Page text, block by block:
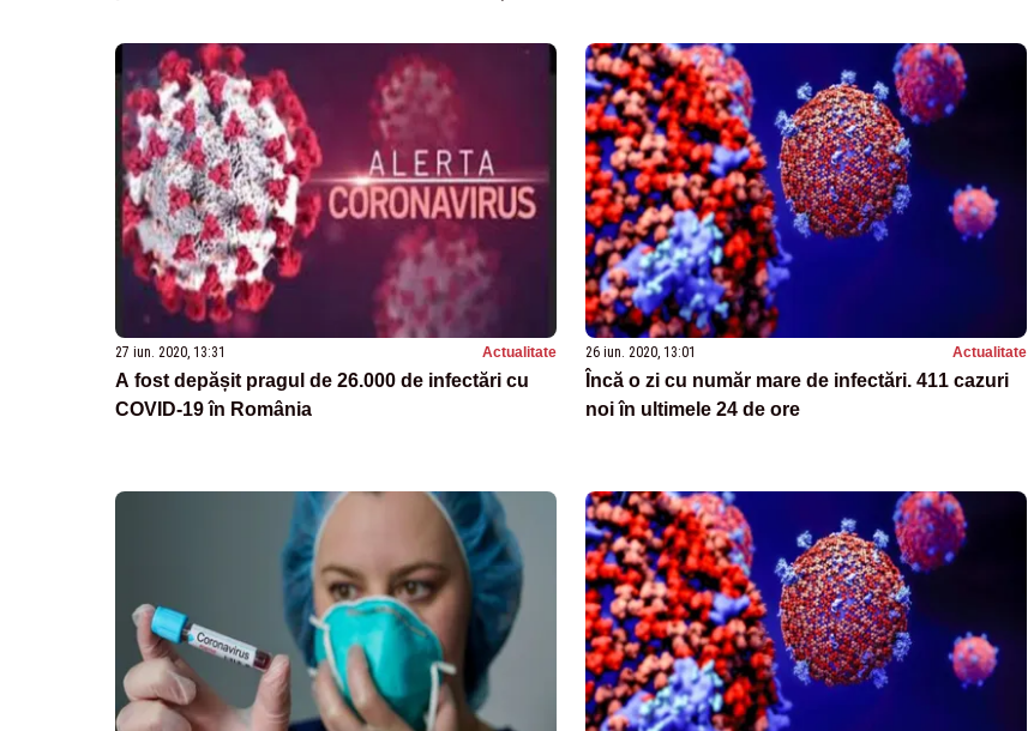
27 iun. 2020, 13:31 Actualitate
A fost depășit pragul de 26.000 de infectări cu
COVID-19 în România
26 iun. 2020, 13:01 Actualitate
Încă o zi cu număr mare de infectări. 411 cazuri
noi în ultimele 24 de ore